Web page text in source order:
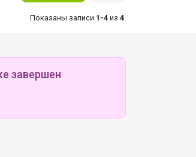
Показаны записи 1-4 из 4
завершен